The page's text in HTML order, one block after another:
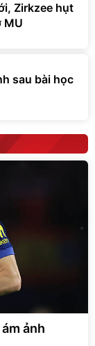
Zirkzee hụt
MU
sau bài học
ảnh